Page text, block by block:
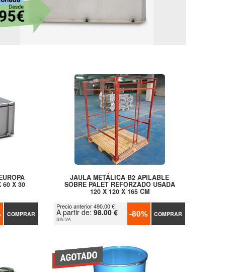
60 X 30
COMPRAR
JAULA METÁLICA B2 APILABLE
SOBRE PALET REFORZADO USADA
120 X 120 X 165 CM
Precio anterior 490.00 €
A partir de:98.00 €
SIN IVA -80% COMPRAR